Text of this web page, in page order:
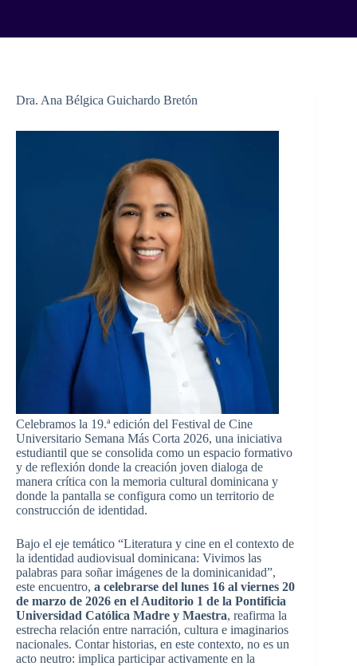
Dra. Ana Bélgica Guichardo Bretón
Celebramos la 19.ª edición del Festival de Cine
Universitario Semana Más Corta 2026, una iniciativa
estudiantil que se consolida como un espacio formativo
y de reflexión donde la creación joven dialoga de
manera crítica con la memoria cultural dominicana y
donde la pantalla se configura como un territorio de
construcción de identidad.
Bajo el eje temático “Literatura y cine en el contexto de
la identidad audiovisual dominicana: Vivimos las
palabras para soñar imágenes de la dominicanidad”,
este encuentro, a celebrarse del lunes 16 al viernes 20
de marzo de 2026 en el Auditorio 1 de la Pontificia
Universidad Católica Madre y Maestra, reafirma la
estrecha relación entre narración, cultura e imaginarios
nacionales. Contar historias, en este contexto, no es un
acto neutro: implica participar activamente en la